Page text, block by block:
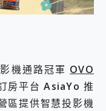
機通路冠軍 OVO
房平台AsiaYo 推
區提供智慧投影機